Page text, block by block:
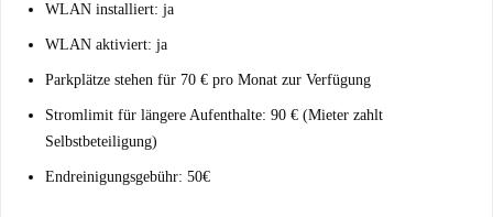
WLAN installiert: ja
WLAN aktiviert: ja
Parkplätze stehen für 70 € pro Monat zur Verfügung
Stromlimit für längere Aufenthalte: 90 € (Mieter zahlt
Selbstbeteiligung)
Endreinigungsgebühr: 50€